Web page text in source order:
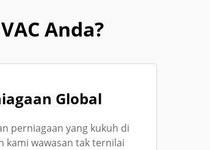
Anda?
Global
perniagaan yang kukuh di
kami wawasan tak ternilai